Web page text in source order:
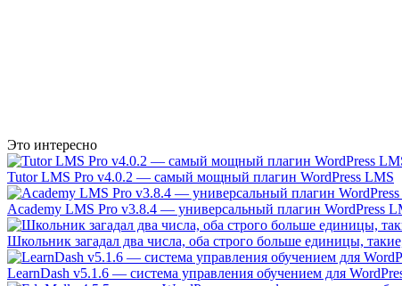
Это интересно
Tutor LMS Pro v4.0.2 — самый мощный плагин WordPress LMS
Academy LMS Pro v3.8.4 — универсальный плагин WordPress
Школьник загадал два числа, оба строго больше единицы,
LearnDash v5.1.6 — система управления обучением для